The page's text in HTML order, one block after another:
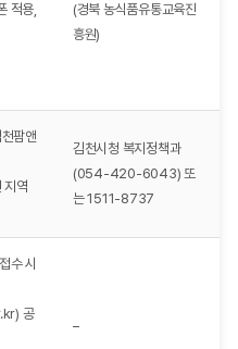
적용,
(경북 농식품유통교육진
흥원)
팜앤
지역
김천시청 복지정책과
(054-420-6043) 또
는 1511-8737
수 시
공
–